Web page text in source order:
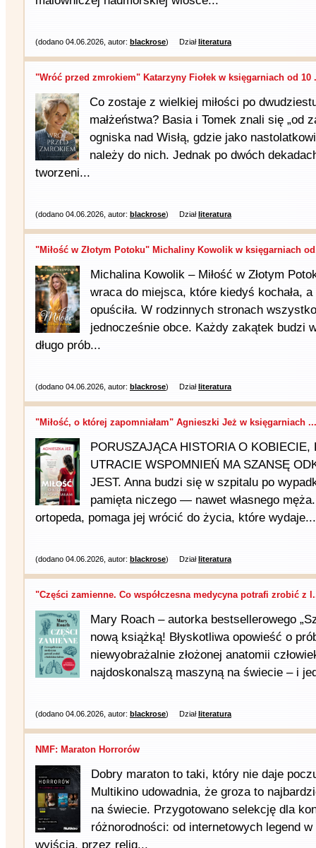
(dodano 04.06.2026, autor: blackrose) Działliteratura
"Wróć przed zmrokiem" Katarzyny Fiołek w księgarniach od 10
Co zostaje z wielkiej miłości po
małżeństwa? Basia i Tomek znali się „od
ogniska nad Wisłą, gdzie jako
należy do nich. Jednak po dwóch
tworzeni...
(dodano 04.06.2026, autor: blackrose) Działliteratura
"Miłość w Złotym Potoku" Michaliny Kowolik w księgarniach
Michalina Kowolik – Miłość w Złotym
wraca do miejsca, które kiedyś kochała,
opuściła. W rodzinnych stronach
jednocześnie obce. Każdy zakątek budzi
długo prób...
(dodano 04.06.2026, autor: blackrose) Działliteratura
"Miłość, o której zapomniałam" Agnieszki Jeż w księgarniach ...
PORUSZAJĄCA HISTORIA O KOBIECIE,
UTRACIE WSPOMNIEŃ MA SZANSĘ
JEST. Anna budzi się w szpitalu po
pamięta niczego — nawet własnego
ortopeda, pomaga jej wrócić do życia, które wydaje...
(dodano 04.06.2026, autor: blackrose) Działliteratura
"Części zamienne. Co współczesna medycyna potrafi zrobić z
Mary Roach – autorka bestsellerowego
nową książką! Błyskotliwa opowieść o
niewyobrażalnie złożonej anatomii
najdoskonalszą maszyną na świecie – i
(dodano 04.06.2026, autor: blackrose) Działliteratura
NMF: Maraton Horrorów
Dobry maraton to taki, który nie daje
Multikino udowadnia, że groza to
na świecie. Przygotowano selekcję dla
różnorodności: od internetowych legend
wyjścia, przez relig...